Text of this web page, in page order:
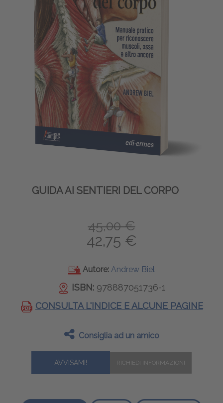
GUIDA AI SENTIERI DEL CORPO
45,00 €
42,75 €
Autore: Andrew Biel
ISBN: 978887051736-1
CONSULTA L'INDICE E ALCUNE PAGINE
Consiglia ad un amico
AVVISAMI!